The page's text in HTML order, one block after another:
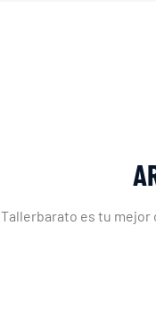
Tallerbarato es tu mejor